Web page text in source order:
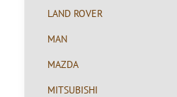
LAND ROVER
MAN
MAZDA
MITSUBISHI